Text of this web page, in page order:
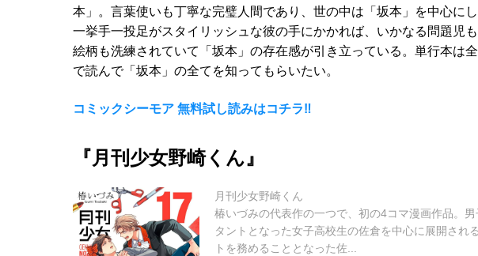
本」。言葉使いも丁寧な完璧人間であり、世の中は「坂本」を中心に
一挙手一投足がスタイリッシュな彼の手にかかれば、いかなる問題児
絵柄も洗練されていて「坂本」の存在感が引き立っている。単行本は
で読んで「坂本」の全てを知ってもらいたい。
コミックシーモア 無料試し読みはコチラ‼
『月刊少女野崎くん』
月刊少女野崎くん
椿いづみの代表作の一つで、初の4コマ漫画作品。
タントとなった女子高校生の佐倉を中心に展開され
トを務めることとなった佐...